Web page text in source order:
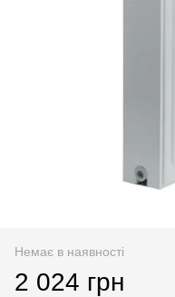
Немає в наявності
2 024 грн